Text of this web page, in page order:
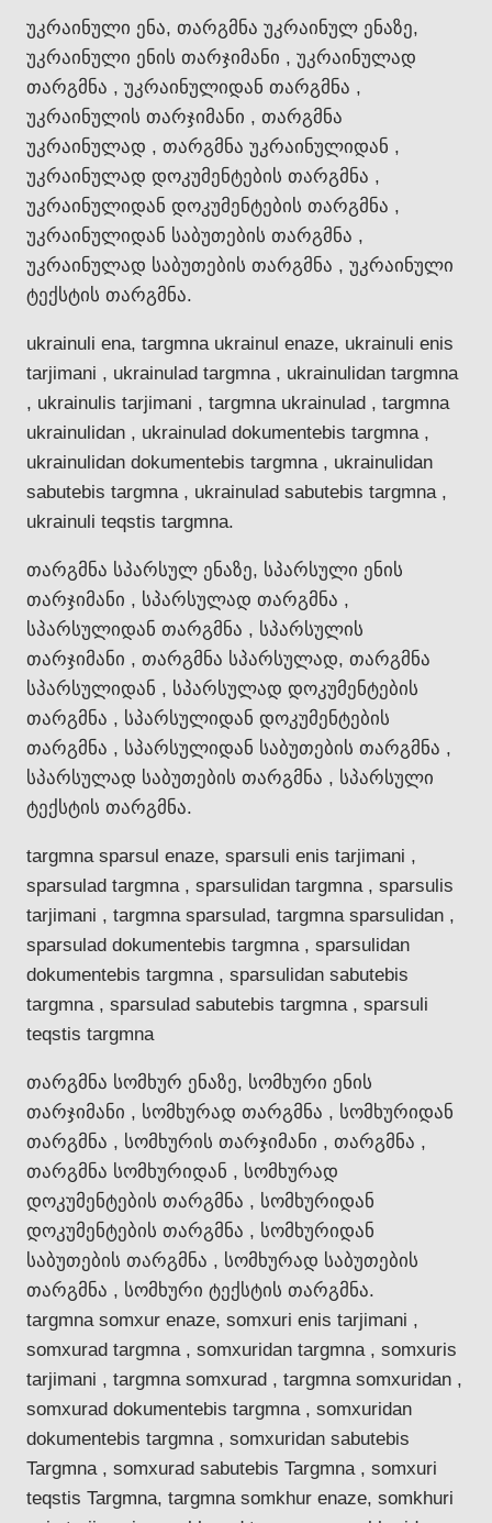
უკრაინული ენა, თარგმნა უკრაინულ ენაზე,
უკრაინული ენის თარჯიმანი , უკრაინულად
თარგმნა , უკრაინულიდან თარგმნა ,
უკრაინულის თარჯიმანი , თარგმნა
უკრაინულად , თარგმნა უკრაინულიდან ,
უკრაინულად დოკუმენტების თარგმნა ,
უკრაინულიდან დოკუმენტების თარგმნა ,
უკრაინულიდან საბუთების თარგმნა ,
უკრაინულად საბუთების თარგმნა , უკრაინული
ტექსტის თარგმნა.
ukrainuli ena, targmna ukrainul enaze, ukrainuli enis
tarjimani , ukrainulad targmna , ukrainulidan targmna
, ukrainulis tarjimani , targmna ukrainulad , targmna
ukrainulidan , ukrainulad dokumentebis targmna ,
ukrainulidan dokumentebis targmna , ukrainulidan
sabutebis targmna , ukrainulad sabutebis targmna ,
ukrainuli teqstis targmna.
თარგმნა სპარსულ ენაზე, სპარსული ენის
თარჯიმანი , სპარსულად თარგმნა ,
სპარსულიდან თარგმნა , სპარსულის
თარჯიმანი , თარგმნა სპარსულად, თარგმნა
სპარსულიდან , სპარსულად დოკუმენტების
თარგმნა , სპარსულიდან დოკუმენტების
თარგმნა , სპარსულიდან საბუთების თარგმნა ,
სპარსულად საბუთების თარგმნა , სპარსული
ტექსტის თარგმნა.
targmna sparsul enaze, sparsuli enis tarjimani ,
sparsulad targmna , sparsulidan targmna , sparsulis
tarjimani , targmna sparsulad, targmna sparsulidan ,
sparsulad dokumentebis targmna , sparsulidan
dokumentebis targmna , sparsulidan sabutebis
targmna , sparsulad sabutebis targmna , sparsuli
teqstis targmna
თარგმნა სომხურ ენაზე, სომხური ენის
თარჯიმანი , სომხურად თარგმნა , სომხურიდან
თარგმნა , სომხურის თარჯიმანი , თარგმნა ,
თარგმნა სომხურიდან , სომხურად
დოკუმენტების თარგმნა , სომხურიდან
დოკუმენტების თარგმნა , სომხურიდან
საბუთების თარგმნა , სომხურად საბუთების
თარგმნა , სომხური ტექსტის თარგმნა.
targmna somxur enaze, somxuri enis tarjimani ,
somxurad targmna , somxuridan targmna , somxuris
tarjimani , targmna somxurad , targmna somxuridan ,
somxurad dokumentebis targmna , somxuridan
dokumentebis targmna , somxuridan sabutebis
Targmna , somxurad sabutebis Targmna , somxuri
teqstis Targmna, targmna somkhur enaze, somkhuri